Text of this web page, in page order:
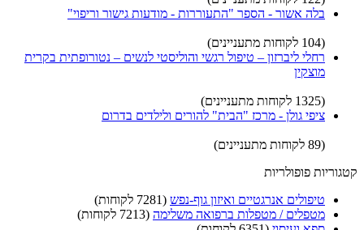
בלה אשור - הספר "התעוררות - מודעות גישור וריפוי"
(104 לקוחות מתעניינים)
רחלי ליברזון – טיפול רגשי והוליסטי לנשים – נטורופתית בקרית
מוצקין
(1325 לקוחות מתעניינים)
ציפי גולן - מרכז "הבית" להורים ולילדים בדרום
(89 לקוחות מתעניינים)
קטגוריות פופולריות
טיפולים אנרגטיים ואיזון גוף-נפש (7281 לקוחות)
מטפלים / מטפלות ברפואה משלימה (7213 לקוחות)